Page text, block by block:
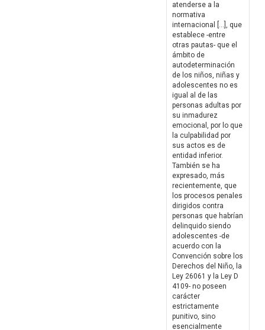
atenderse a la
normativa
internacional […], que
establece -entre
otras pautas- que el
ámbito de
autodeterminación
de los niños, niñas y
adolescentes no es
igual al de las
personas adultas por
su inmadurez
emocional, por lo que
la culpabilidad por
sus actos es de
entidad inferior.
También se ha
expresado, más
recientemente, que
los procesos penales
dirigidos contra
personas que habrían
delinquido siendo
adolescentes -de
acuerdo con la
Convención sobre los
Derechos del Niño, la
Ley 26061 y la Ley D
4109- no poseen
carácter
estrictamente
punitivo, sino
esencialmente